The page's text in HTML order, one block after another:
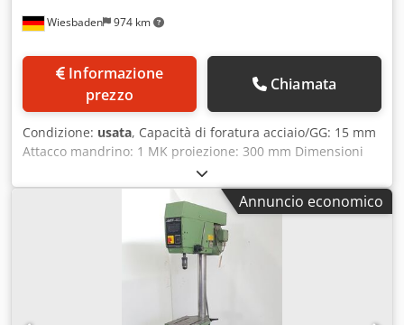
Wiesbaden 974 km
prezzo
Chiamata
Condizione: usata, Capacità di foratura acciaio/GG: 15 mm
Attacco mandrino: 1 MK proiezione: 300 mm Dimensioni
del tavolo: 210 x 300 mm corsa della penna: 110 mm
Velocità del mandrino: 200 - 3000 giri/min Motore di
azionamento: 380 V, 1,1 kW Csdpfx Aiovxpp Hoyorf Spazio
richiesto: 850 x 420 x 1860 mm Peso: 220 kg
Annuncio economico